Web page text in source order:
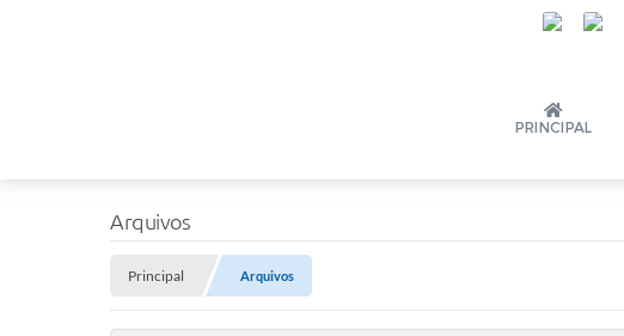
PRINCIPAL
Arquivos
Principal Arquivos